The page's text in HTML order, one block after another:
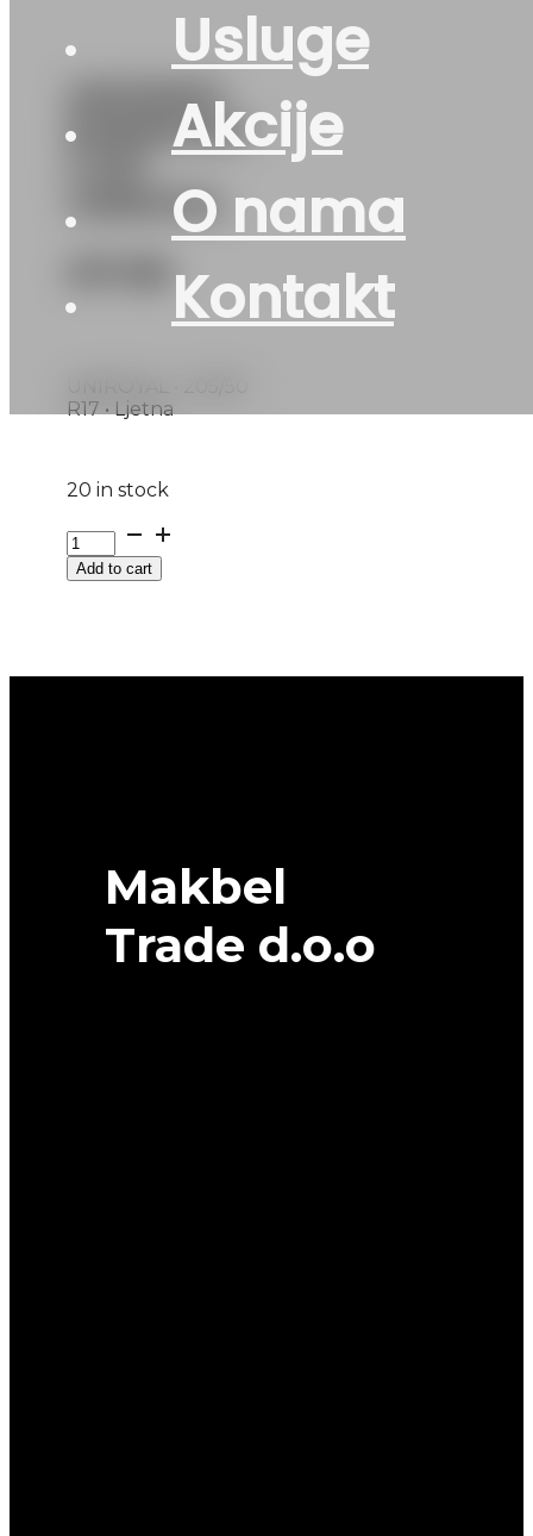
Usluge
Akcije
O nama
Kontakt
205/50R17
RAINSPORT-
UNIROYAL
R17 • Ljetna
20 in stock
205/50R17
RAINSPORT-
5Add to cart
Makbel
Trade d.o.o